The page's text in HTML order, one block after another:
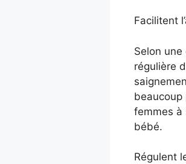
Facilitent
Selon
régulière
beaucoup
femmes à
bébé.
Régulent